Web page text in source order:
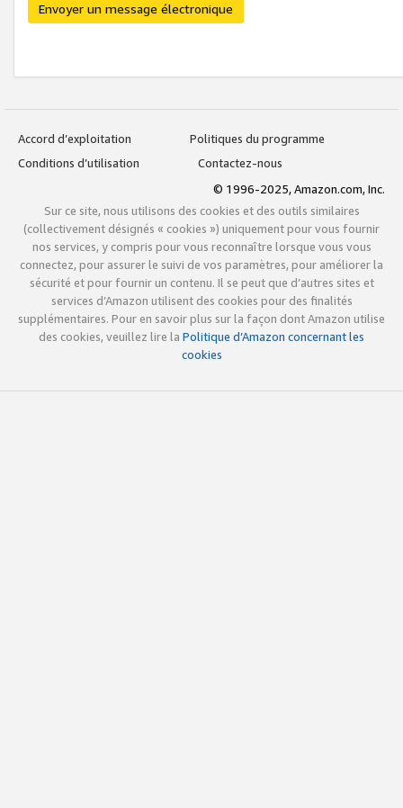
Envoyer un message électronique
Accord d’exploitation
Politiques du programme
Conditions d’utilisation
Contactez-nous
© 1996-2025, Amazon.com, Inc.
Sur ce site, nous utilisons des cookies et des outils similaires
(collectivement désignés « cookies ») uniquement pour vous fournir
nos services, y compris pour vous reconnaître lorsque vous vous
connectez, pour assurer le suivi de vos paramètres, pour améliorer la
sécurité et pour fournir un contenu. Il se peut que d’autres sites et
services d’Amazon utilisent des cookies pour des finalités
supplémentaires. Pour en savoir plus sur la façon dont Amazon utilise
des cookies, veuillez lire la Politique d’Amazon concernant les
cookies